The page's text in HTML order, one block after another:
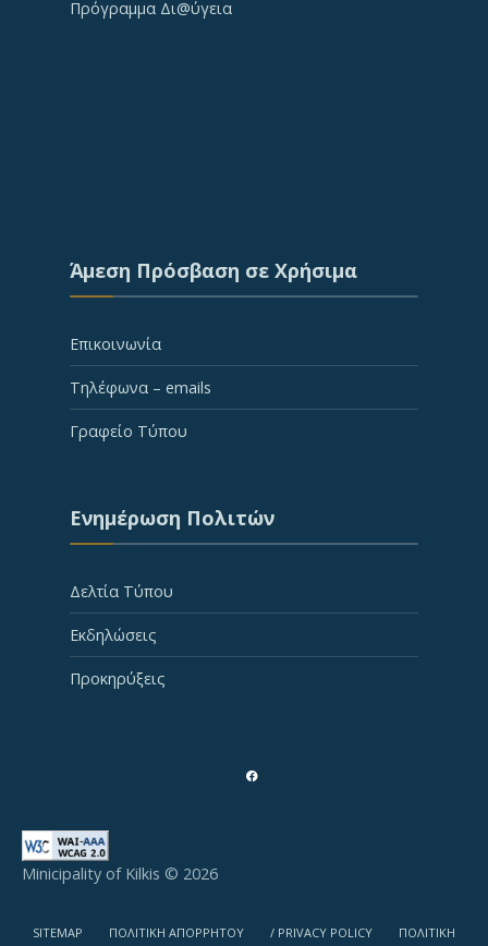
Πρόγραμμα Δι@ύγεια
Άμεση Πρόσβαση σε Χρήσιμα
Επικοινωνία
Τηλέφωνα – emails
Γραφείο Τύπου
Ενημέρωση Πολιτών
Δελτία Τύπου
Εκδηλώσεις
Προκηρύξεις
Minicipality of Kilkis © 2026
SITEMAP ΠΟΛΙΤΙΚΗ ΑΠΟΡΡΗΤΟΥ / PRIVACY POLICY ΠΟΛΙΤΙΚΗ